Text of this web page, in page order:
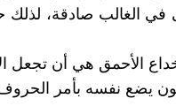
في الغالب صادقة، لذلك
يضع نفسه بأمر